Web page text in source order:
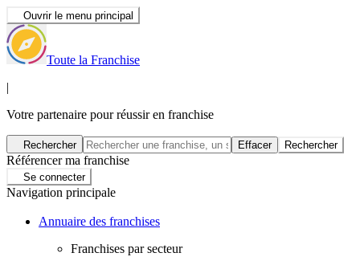
Ouvrir le menu principal
Toute la Franchise
|
Votre partenaire pour réussir en franchise
Rechercher Effacer Rechercher
Référencer ma franchise
Se connecter
Navigation principale
Annuaire des franchises
Franchises par secteur